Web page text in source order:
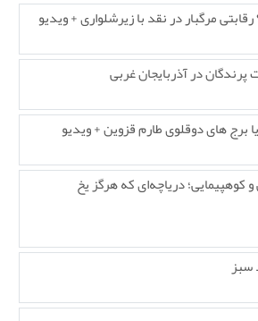
مرگبار در نقد با زیرشلواری + ویدیو
پرندگان در آذربایجان غربی
برج های دوقلوی طارم قزوین + ویدیو
کوهپیمایی؛ دریاچه‌ای که هرگز یخ
سبز